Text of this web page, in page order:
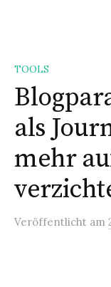
n
TOOLS
als
mehr
Veröffentlicht am